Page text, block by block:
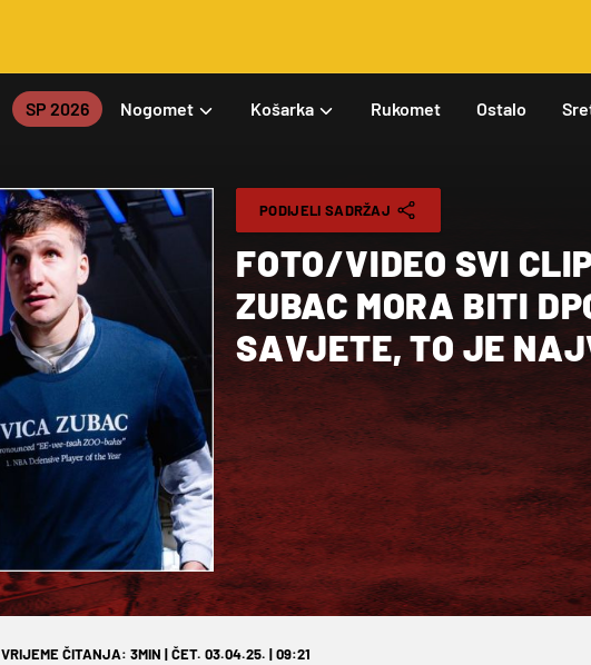
SP 2026 Nogomet Košarka Rukomet Ostalo
PODIJELI SADRŽAJ
FOTO/VIDEO SVI
ZUBAC MORA BITI
SAVJETE, TO JE
VRIJEME ČITANJA: 3MIN | ČET. 03.04.25. | 09:21